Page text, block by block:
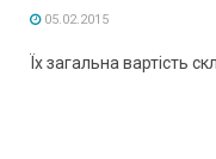
05.02.2015
Їх загальна вартість